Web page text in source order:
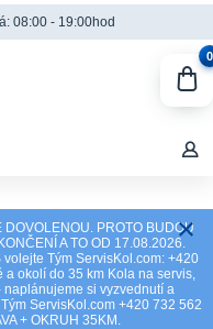
PROTO BUDOU
A TO OD 17.08.2026.
volejte Tým ServisKol.com: +420
a okolí do 35 km Kola na servis,
si vyzvednutí a
ServisKol.com +420 732 562
+ OKRUH 35KM.
08:00 - 19:00hod
0